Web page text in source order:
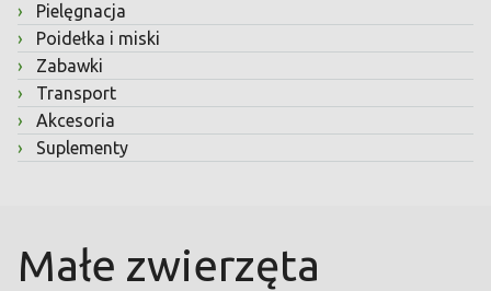
›
Pielęgnacja
›
Poidełka i miski
›
Zabawki
›
Transport
›
Akcesoria
›
Suplementy
Małe zwierzęta